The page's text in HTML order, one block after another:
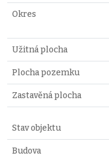
Okres
Užitná plocha
Plocha pozemku
Zastavěná plocha
Stav objektu
Budova